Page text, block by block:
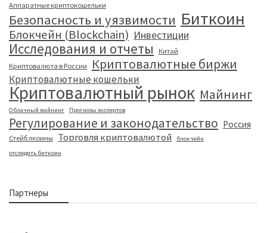
Аппаратные криптокошельки
Безопасность и уязвимости Биткоин
Блокчейн (Blockchain) Инвестиции
Исследования и отчеты
Китай
Криптовалюта в России
Криптовалютные биржи
Криптовалютные кошельки
Криптовалютный рынок Майнинг
Облачный майнинг Прогнозы экспертов
Регулирование и законодательство Россия
Стейблкоины Торговля криптовалютой
блокчейн
отследить биткоин
Партнеры